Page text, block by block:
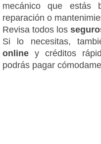
mecánico que estás
reparación o
Revisa todos los
Si lo necesitas,
online y créditos
podrás pagar